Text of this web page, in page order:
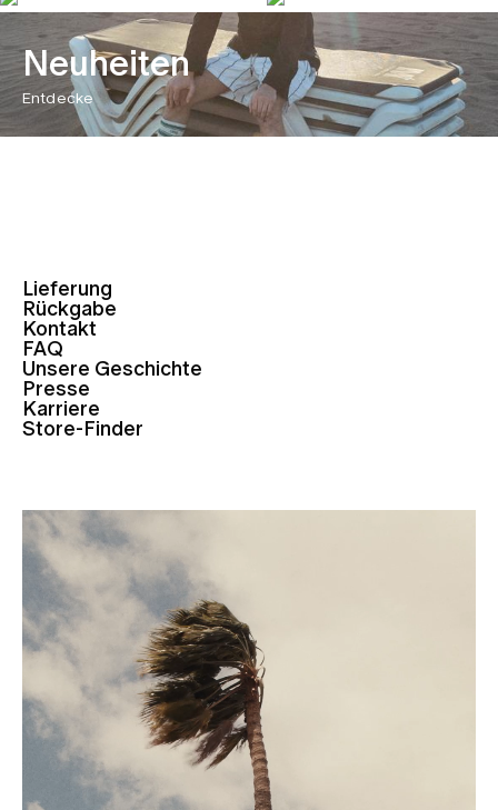
Neuheiten
Entdecke
Lieferung
Rückgabe
Kontakt
FAQ
Unsere Geschichte
Presse
Karriere
Store-Finder